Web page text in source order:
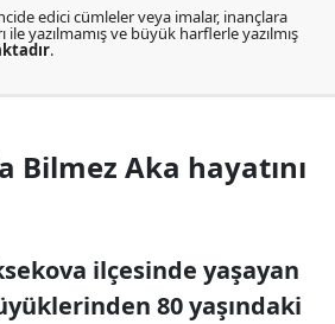
edici cümleler veya imalar, inançlara
ile yazılmamış ve büyük harflerle yazılmış
.
Bilmez Aka hayatını
ilçesinde yaşayan
80 yaşındaki